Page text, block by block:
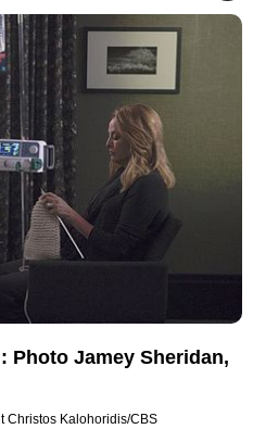
Photo Jamey Sheridan,
Christos Kalohoridis/CBS